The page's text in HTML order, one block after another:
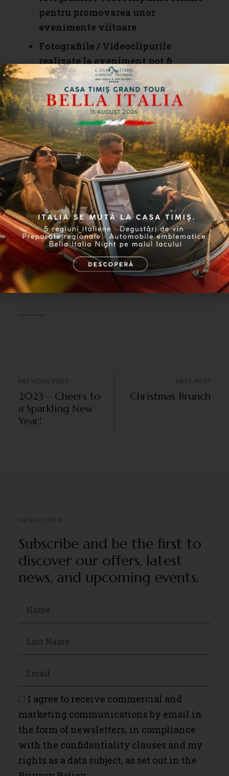
pentru promovarea unor
evenimente viitoare
Fotografiile / Videoclipurile
realizate la eveniment pot fi
utilizate pentru materiale
promoționale, publicații, în articole
și pentru scopuri de publicitate /
marketing
Fotografiile / videoclipurile pot fi
partajate cu mass-media sau presa
locală pentru promovarea
evenimentelor similar organizate
de Casa Timiș
Evenimentul tip GastroXperienta
se desfășoară cu respectarea
tuturor regulilor pentru
diminuarea riscului de infectare cu
virusul COVID 19
2023 – Cheers to
a Sparkling New
Year!
Christmas Brunch
NEWSLETTER
Subscribe and be the first to
discover our offers, latest
news, and upcoming events.
I agree to receive commercial and
marketing communications by email in
the form of newsletters, in compliance
with the confidentiality clauses and my
rights as a data subject, as set out in the